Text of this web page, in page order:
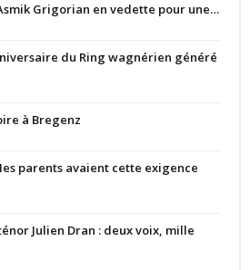
Grigorian en vedette pour une…
du Ring wagnérien généré
à Bregenz
parents avaient cette exigence
Julien Dran : deux voix, mille